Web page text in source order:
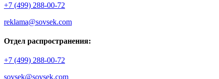
+7 (499) 288-00-72
reklama@sovsek.com
Отдел распространения:
+7 (499) 288-00-72
sovsek@sovsek.com